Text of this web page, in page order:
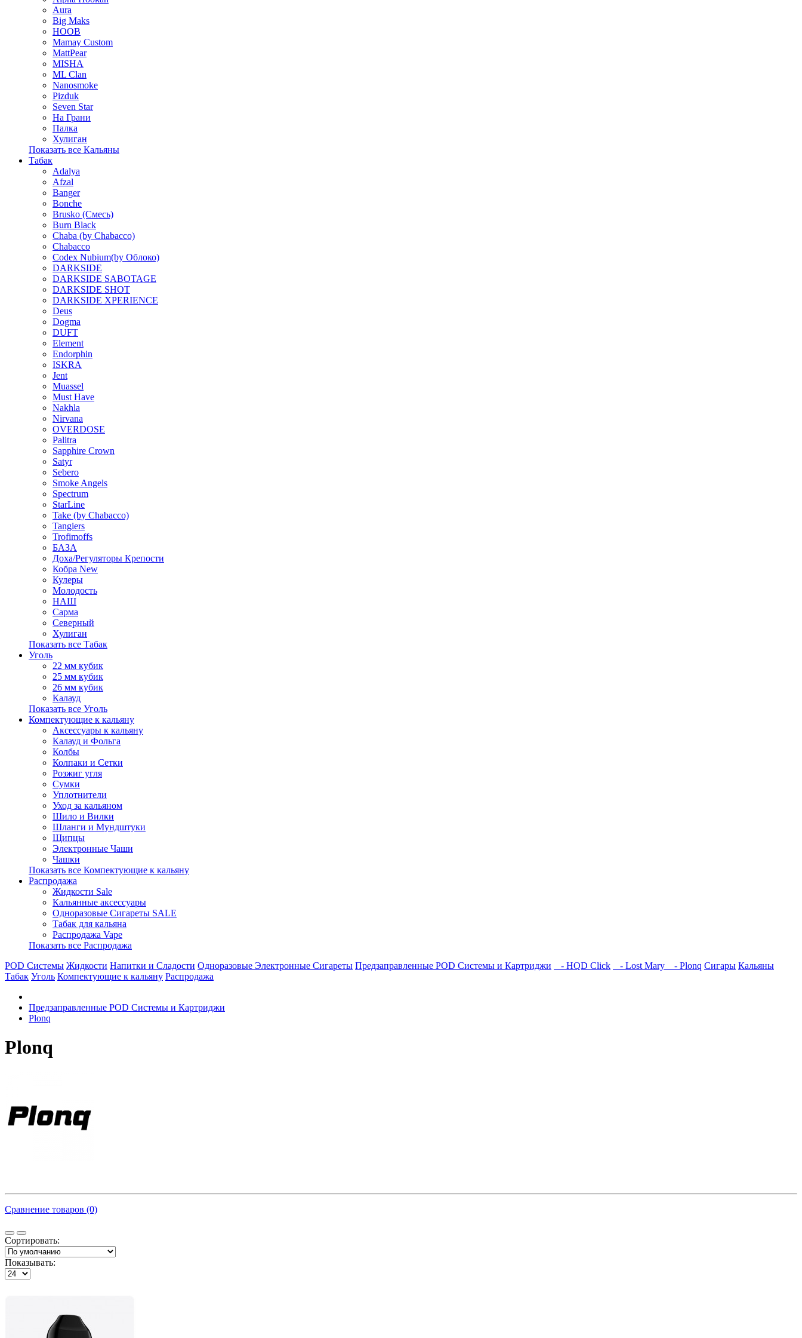
Aura
Big Maks
HOOB
Mamay Custom
MattPear
MISHA
ML Clan
Nanosmoke
Pizduk
Seven Star
На Грани
Палка
Хулиган
Показать все Кальяны
Табак
Adalya
Afzal
Banger
Bonche
Brusko (Смесь)
Burn Black
Chaba (by Chabacco)
Chabacco
Codex Nubium(by Облоко)
DARKSIDE
DARKSIDE SABOTAGE
DARKSIDE SHOT
DARKSIDE XPERIENCE
Deus
Dogma
DUFT
Element
Endorphin
ISKRA
Jent
Muassel
Must Have
Nakhla
Nirvana
OVERDOSE
Palitra
Sapphire Crown
Satyr
Sebero
Smoke Angels
Spectrum
StarLine
Take (by Chabacco)
Tangiers
Trofimoffs
БАЗА
Доха/Регуляторы Крепости
Кобра New
Кулеры
Молодость
НАШ
Сарма
Северный
Хулиган
Показать все Табак
Уголь
22 мм кубик
25 мм кубик
26 мм кубик
Калауд
Показать все Уголь
Компектующие к кальяну
Аксессуары к кальяну
Калауд и Фольга
Колбы
Колпаки и Сетки
Розжиг угля
Сумки
Уплотнители
Уход за кальяном
Шило и Вилки
Шланги и Мундштуки
Щипцы
Электронные Чаши
Чашки
Показать все Компектующие к кальяну
Распродажа
Жидкости Sale
Кальянные аксессуары
Одноразовые Сигареты SALE
Табак для кальяна
Распродажа Vape
Показать все Распродажа
POD Системы Жидкости Напитки и Сладости Одноразовые Электронные Сигареты Предзаправленные POD Системы и Картриджи - HQD Click - Lost Mary - Plonq Сигары Кальяны
Табак Уголь Компектующие к кальяну Распродажа
Предзаправленные POD Системы и Картриджи
Plonq
Plonq
Сравнение товаров (0)
Сортировать:
Показывать: